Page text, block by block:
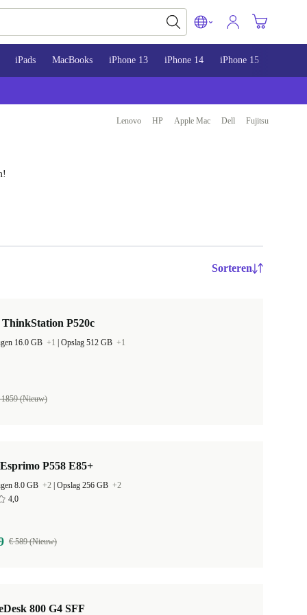
iPads MacBooks iPhone 13 iPhone 14 iPhone 15
Lenovo HP Apple Mac Dell Fujitsu
Sorteren
P520c
16.0 GB +1 Opslag 512 GB +1
(Nieuw)
P558 E85+
8.0 GB +2 Opslag 256 GB +2
4,0
€ 589 (Nieuw)
800 G4 SFF